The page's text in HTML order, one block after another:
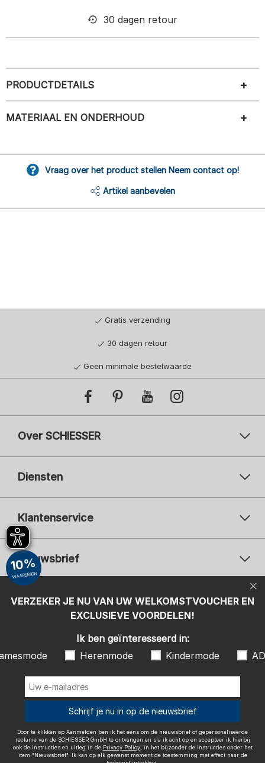
30 dagen retour
PRODUCTDETAILS
MATERIAAL EN ONDERHOUD
Vraag over het product stellen Neem contact op!
Artikel aanbevelen
Gratis verzending
30 dagen retour
Geen minimale bestelwaarde
Over SCHIESSER
Diensten
Klantenservice
Nieuwsbrief
Uw
Uw e-mailadres
Aanmelden
Herenmode
ADIDAS
Door te klikken op Aanmelden ben ik het eens om de nieuwsbrief of
gepersonaliseerde reclame van de SCHIESSER GmbH te ontvangen en
sla ik acht op en accepteer ik hierbij ook de instructies en uitleg in de
, in het bijzonder de instructies onder het item
effect naar de toekomst intrekken.
Betaalwijzen
Wij bezorgen met
VERZEKER JE NU VAN UW WELKOMSTVOUCHER EN
EXCLUSIEVE VOORDELEN!
10%
WAARDEBON
Ik ben geïnteresseerd in:
Herenmode Kindermode
Schrijf je nu in op de nieuwsbrief
Door te klikken op Aanmelden ben ik het eens om de nieuwsbrief of gepersonaliseerde
reclame van de SCHIESSER GmbH te ontvangen en sla ik acht op en accepteer ik hierbij
ook de instructies en uitleg in de Privacy Policy, in het bijzonder de instructies onder het
item "Nieuwsbrief". Ik kan op elk gewenst moment de toestemming met effect naar de